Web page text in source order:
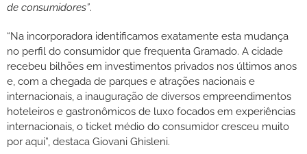
de consumidores”.
“Na incorporadora identificamos exatamente esta mudança
no perfil do consumidor que frequenta Gramado. A cidade
recebeu bilhões em investimentos privados nos últimos anos
e, com a chegada de parques e atrações nacionais e
internacionais, a inauguração de diversos empreendimentos
hoteleiros e gastronômicos de luxo focados em experiências
internacionais, o ticket médio do consumidor cresceu muito
por aqui”, destaca Giovani Ghisleni.